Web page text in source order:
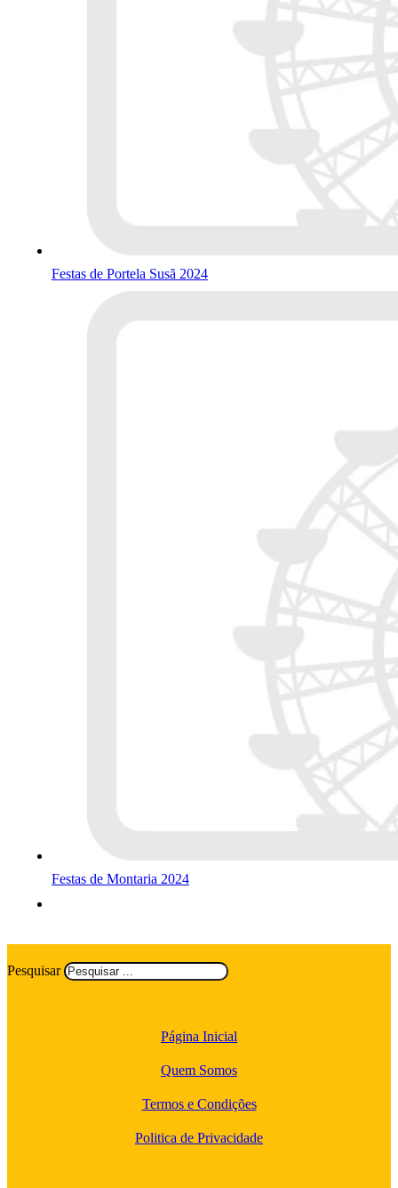
Festas de Portela Susã 2024
Festas de Montaria 2024
Pesquisar
Página Inicial
Quem Somos
Termos e Condições
Politica de Privacidade